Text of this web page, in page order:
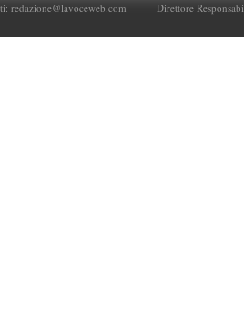
redazione@lavoceweb.com Direttore